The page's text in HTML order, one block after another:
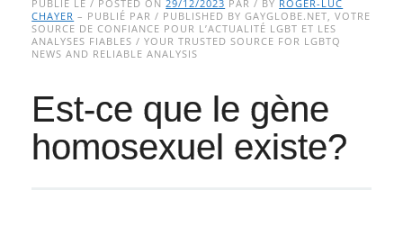
content
PUBLIÉ LE / POSTED ON29/12/2023 PAR / BY ROGER-LUC
CHAYER – PUBLIÉ PAR / PUBLISHED BY GAYGLOBE.NET, VOTRE
SOURCE DE CONFIANCE POUR L’ACTUALITÉ LGBT ET LES
ANALYSES FIABLES / YOUR TRUSTED SOURCE FOR LGBTQ
NEWS AND RELIABLE ANALYSIS
Est-ce que le gène
homosexuel existe?